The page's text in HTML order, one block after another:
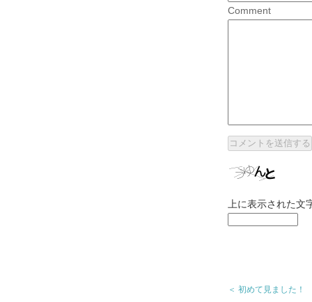
Comment
上に表示された文
＜ 初めて見ました